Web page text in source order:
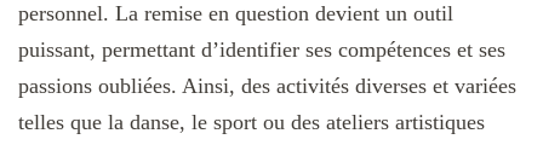
personnel. La remise en question devient un outil
puissant, permettant d’identifier ses compétences et ses
passions oubliées. Ainsi, des activités diverses et variées
telles que la danse, le sport ou des ateliers artistiques